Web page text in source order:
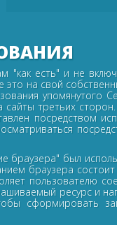
"как есть" и не
это на свой
сайты третьих
посредством
браузера" был
браузера
пользователю
ресурс и
сформировать